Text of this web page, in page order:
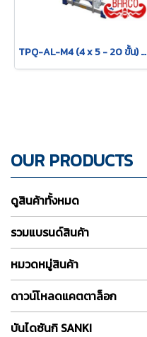
TPQ-AL-M4 (4 x 5 - 20 ขั้น) บันไดอเนกประสงค์อลูมิเนียม กาง พาด ทรง M "รุ่นข้อใหญ่" รุ่น M4 ขนาด 4 x 5 (20 ขั้น) BARCO
OUR PRODUCTS
ดูสินค้าทั้งหมด
รวมแบรนด์สินค้า
หมวดหมู่สินค้า
ดาวน์โหลดแคตตาล็อก
บันไดซันกิ SANKI